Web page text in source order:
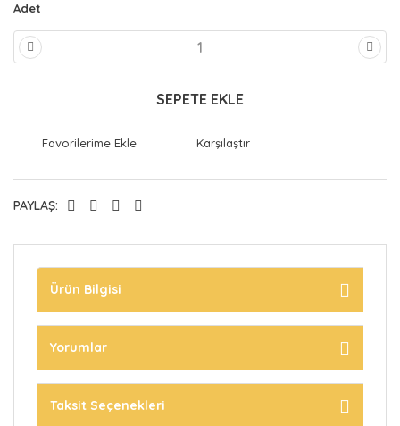
Adet
SEPETE EKLE
Karşılaştır
PAYLAŞ:
Ürün Bilgisi
Yorumlar
Taksit Seçenekleri